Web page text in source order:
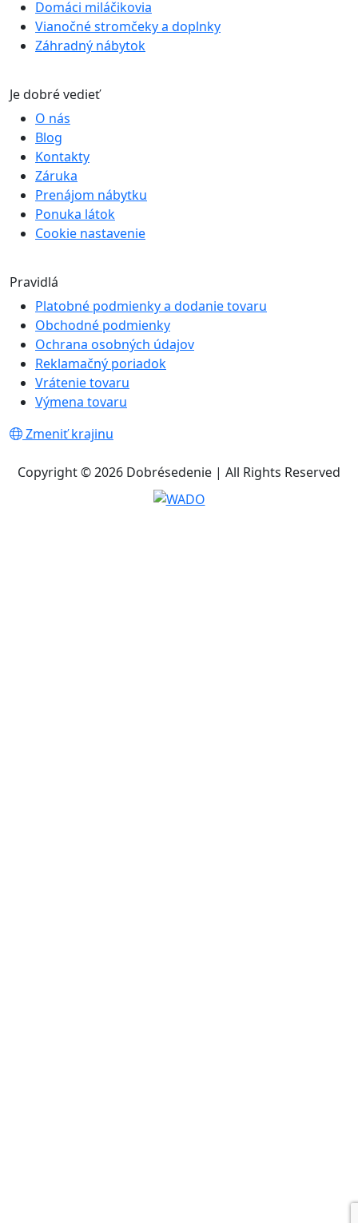
Domáci miláčikovia
Vianočné stromčeky a doplnky
Záhradný nábytok
Je dobré vedieť
O nás
Blog
Kontakty
Záruka
Prenájom nábytku
Ponuka látok
Cookie nastavenie
Pravidlá
Platobné podmienky a dodanie tovaru
Obchodné podmienky
Ochrana osobných údajov
Reklamačný poriadok
Vrátenie tovaru
Výmena tovaru
Zmeniť krajinu
Copyright © 2026 Dobrésedenie | All Rights Reserved